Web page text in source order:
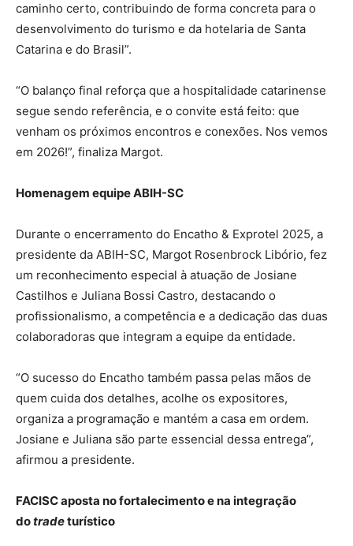
caminho certo, contribuindo de forma concreta para o
desenvolvimento do turismo e da hotelaria de Santa
Catarina e do Brasil”.
“O balanço final reforça que a hospitalidade catarinense
segue sendo referência, e o convite está feito: que
venham os próximos encontros e conexões. Nos vemos
em 2026!”, finaliza Margot.
Homenagem equipe ABIH-SC
Durante o encerramento do Encatho & Exprotel 2025, a
presidente da ABIH-SC, Margot Rosenbrock Libório, fez
um reconhecimento especial à atuação de Josiane
Castilhos e Juliana Bossi Castro, destacando o
profissionalismo, a competência e a dedicação das duas
colaboradoras que integram a equipe da entidade.
“O sucesso do Encatho também passa pelas mãos de
quem cuida dos detalhes, acolhe os expositores,
organiza a programação e mantém a casa em ordem.
Josiane e Juliana são parte essencial dessa entrega”,
afirmou a presidente.
FACISC aposta no fortalecimento e na integração
dotradeturístico